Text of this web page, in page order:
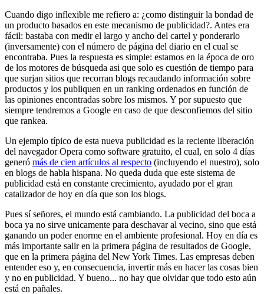
Cuando digo inflexible me refiero a: ¿como distinguir la bondad de
un producto basados en este mecanismo de publicidad?. Antes era
fácil: bastaba con medir el largo y ancho del cartel y ponderarlo
(inversamente) con el número de página del diario en el cual se
encontraba. Pues la respuesta es simple: estamos en la época de oro
de los motores de búsqueda asi que solo es cuestión de tiempo para
que surjan sitios que recorran blogs recaudando información sobre
productos y los publiquen en un ranking ordenados en función de
las opiniones encontradas sobre los mismos. Y por supuesto que
siempre tendremos a Google en caso de que desconfiemos del sitio
que rankea.
Un ejemplo típico de esta nueva publicidad es la reciente liberación
del navegador Opera como software gratuito, el cual, en solo 4 días
generó más de cien artículos al respecto (incluyendo el nuestro), solo
en blogs de habla hispana. No queda duda que este sistema de
publicidad está en constante crecimiento, ayudado por el gran
catalizador de hoy en día que son los blogs.
Pues sí señores, el mundo está cambiando. La publicidad del boca a
boca ya no sirve unicamente para deschavar al vecino, sino que está
ganando un poder enorme en el ambiente profesional. Hoy en día es
más importante salir en la primera página de resultados de Google,
que en la primera página del New York Times. Las empresas deben
entender eso y, en consecuencia, invertir más en hacer las cosas bien
y no en publicidad. Y bueno... no hay que olvidar que todo esto aún
está en pañales.